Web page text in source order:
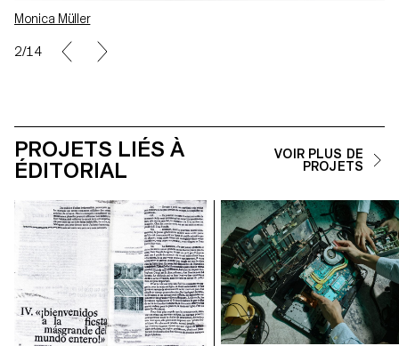
Monica Müller
2/14
PROJETS LIÉS À
ÉDITORIAL
VOIR PLUS DE
PROJETS